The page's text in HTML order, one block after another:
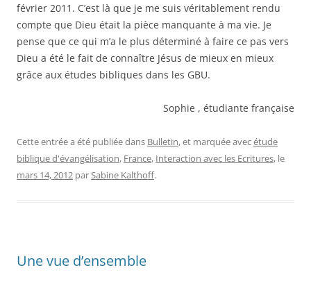
février 2011. C’est là que je me suis véritablement rendu
compte que Dieu était la pièce manquante à ma vie. Je
pense que ce qui m’a le plus déterminé à faire ce pas vers
Dieu a été le fait de connaître Jésus de mieux en mieux
grâce aux études bibliques dans les GBU.
Sophie , étudiante française
Cette entrée a été publiée dans Bulletin, et marquée avecétude
biblique d'évangélisation, France, Interaction avec les Ecritures, le
mars 14, 2012 parSabine Kalthoff.
Une vue d’ensemble